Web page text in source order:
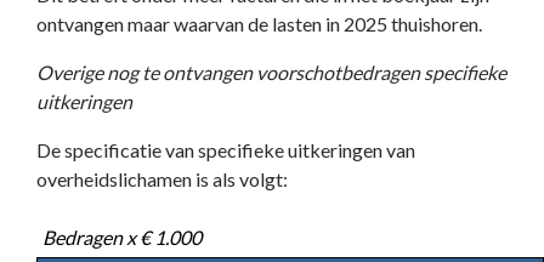
ontvangen maar waarvan de lasten in 2025 thuishoren.
Overige nog te ontvangen voorschotbedragen specifieke
uitkeringen
De specificatie van specifieke uitkeringen van
overheidslichamen is als volgt:
Bedragen x € 1.000